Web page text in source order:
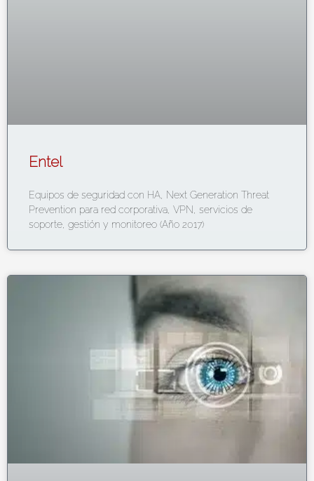
Entel
Equipos de seguridad con HA, Next Generation Threat
Prevention para red corporativa, VPN, servicios de
soporte, gestión y monitoreo (Año 2017)